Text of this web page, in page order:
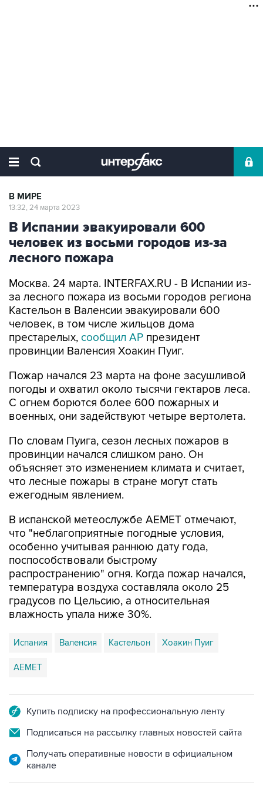
В МИРЕ
13:32, 24 марта 2023
В Испании эвакуировали 600
человек из восьми городов из-за
лесного пожара
Москва. 24 марта. INTERFAX.RU - В Испании из-
за лесного пожара из восьми городов региона
Кастельон в Валенсии эвакуировали 600
человек, в том числе жильцов дома
престарелых, сообщил АР президент
провинции Валенсия Хоакин Пуиг.
Пожар начался 23 марта на фоне засушливой
погоды и охватил около тысячи гектаров леса.
С огнем борются более 600 пожарных и
военных, они задействуют четыре вертолета.
По словам Пуига, сезон лесных пожаров в
провинции начался слишком рано. Он
объясняет это изменением климата и считает,
что лесные пожары в стране могут стать
ежегодным явлением.
В испанской метеослужбе AEMET отмечают,
что "неблагоприятные погодные условия,
особенно учитывая раннюю дату года,
поспособствовали быстрому
распространению" огня. Когда пожар начался,
температура воздуха составляла около 25
градусов по Цельсию, а относительная
влажность упала ниже 30%.
Испания Валенсия Кастельон Хоакин Пуиг
AEMET
Купить подписку на профессиональную ленту
Подписаться на рассылку главных новостей сайта
Получать оперативные новости в официальном
канале